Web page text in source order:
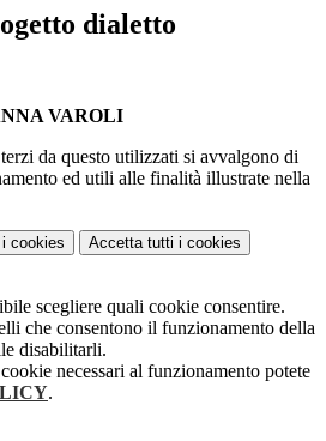
dialetto
VAROLI
da questo utilizzati si avvalgono di
ed utili alle finalità illustrate nella
i cookies Accetta tutti i cookies
scegliere quali cookie consentire.
che consentono il funzionamento della
disabilitarli.
necessari al funzionamento potete
.